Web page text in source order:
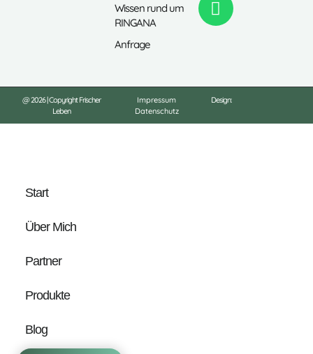
Wissen rund um
RINGANA
Anfrage
@ 2026 | Copyright Frischer
Leben
Impressum
Datenschutz
Design:
Start
Über Mich
Partner
Produkte
Blog